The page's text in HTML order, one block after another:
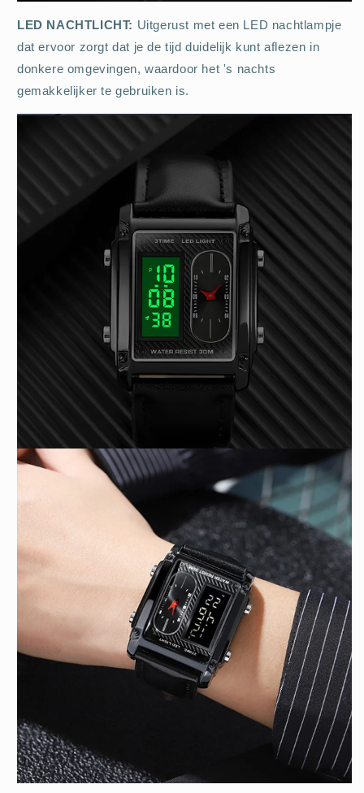
LED NACHTLICHT: Uitgerust met een LED nachtlampje
dat ervoor zorgt dat je de tijd duidelijk kunt aflezen in
donkere omgevingen, waardoor het 's nachts
gemakkelijker te gebruiken is.